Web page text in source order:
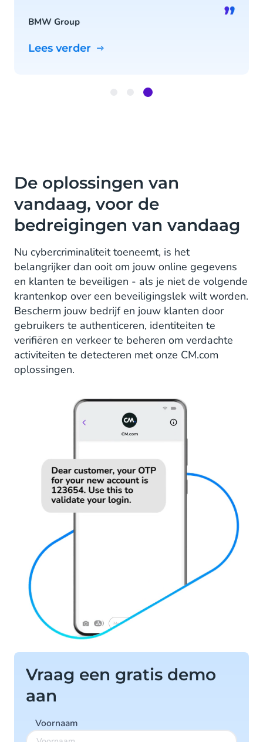
BMW Group ”
Lees verder
De oplossingen van
vandaag, voor de
bedreigingen van vandaag
Nu cybercriminaliteit toeneemt, is het
belangrijker dan ooit om jouw online gegevens
en klanten te beveiligen - als je niet de volgende
krantenkop over een beveiligingslek wilt worden.
Bescherm jouw bedrijf en jouw klanten door
gebruikers te authenticeren, identiteiten te
verifiëren en verkeer te beheren om verdachte
activiteiten te detecteren met onze CM.com
oplossingen.
Vraag een gratis demo
aan
Voornaam